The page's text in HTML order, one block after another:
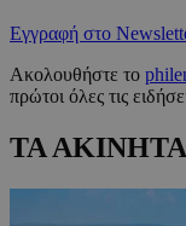
Εγγραφή στο
Ακολουθήστε το
πρώτοι όλες τις
ΤΑ